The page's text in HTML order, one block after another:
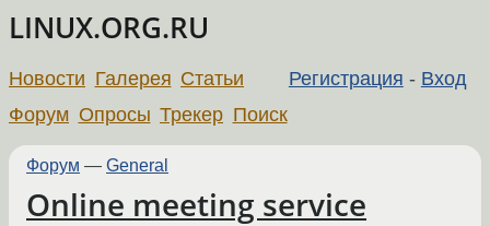
LINUX.ORG.RU
Регистрация - Вход
Новости Галерея Статьи
Форум Опросы Трекер Поиск
Форум — General
Online meeting service